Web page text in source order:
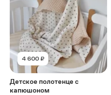
4 600 ₽
Детское полотенце с
капюшоном